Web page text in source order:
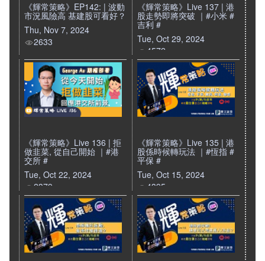
《輝常策略》EP142: | 波動
市況風險高 基建股可看好？
Thu, Nov 7, 2024
2633
《輝常策略》Live 137 | 港
股走勢即將突破 ｜#小米 #
吉利 #
Tue, Oct 29, 2024
4572
《輝常策略》Live 136 | 拒
做韭菜, 從自己開始 ｜#港
交所 #
Tue, Oct 22, 2024
2379
《輝常策略》Live 135 | 港
股係時候轉玩法 ｜#恆指 #
平保 #
Tue, Oct 15, 2024
4395